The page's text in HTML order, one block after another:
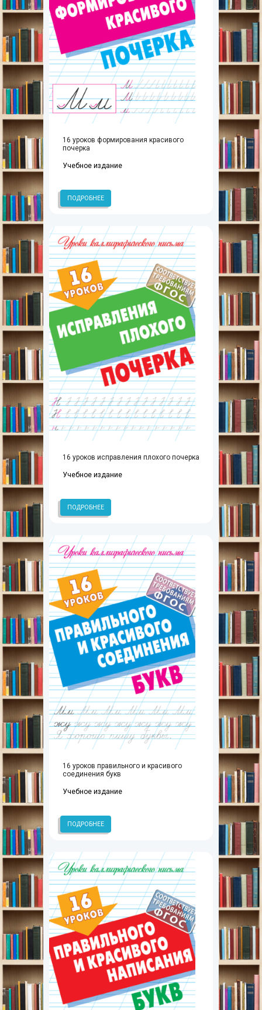
16 уроков формирования красивого
почерка
Учебное издание
ПОДРОБНЕЕ
16 уроков исправления плохого почерка
Учебное издание
ПОДРОБНЕЕ
16 уроков правильного и красивого
соединения букв
Учебное издание
ПОДРОБНЕЕ